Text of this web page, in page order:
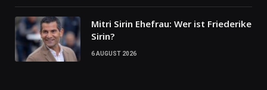
Mitri Sirin Ehefrau: Wer ist Friederike
Sirin?
6 AUGUST 2026